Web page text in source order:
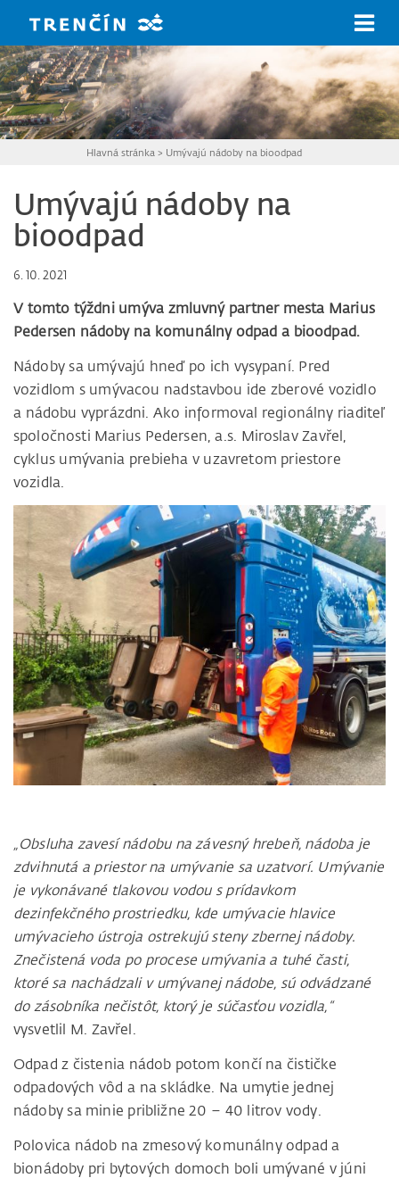
Hlavná stránka > Umývajú nádoby na bioodpad
Umývajú nádoby na
bioodpad
6. 10. 2021
V tomto týždni umýva zmluvný partner mesta Marius
Pedersen nádoby na komunálny odpad a bioodpad.
Nádoby sa umývajú hneď po ich vysypaní. Pred
vozidlom s umývacou nadstavbou ide zberové vozidlo
a nádobu vyprázdni. Ako informoval regionálny riaditeľ
spoločnosti Marius Pedersen, a.s. Miroslav Zavřel,
cyklus umývania prebieha v uzavretom priestore
vozidla.
„Obsluha zavesí nádobu na závesný hrebeň, nádoba je
zdvihnutá a priestor na umývanie sa uzatvorí. Umývanie
je vykonávané tlakovou vodou s prídavkom
dezinfekčného prostriedku, kde umývacie hlavice
umývacieho ústroja ostrekujú steny zbernej nádoby.
Znečistená voda po procese umývania a tuhé časti,
ktoré sa nachádzali v umývanej nádobe, sú odvádzané
do zásobníka nečistôt, ktorý je súčasťou vozidla,“
vysvetlil M. Zavřel.
Odpad z čistenia nádob potom končí na čističke
odpadových vôd a na skládke. Na umytie jednej
nádoby sa minie približne 20 – 40 litrov vody.
Polovica nádob na zmesový komunálny odpad a
bionádoby pri bytových domoch boli umývané v júni